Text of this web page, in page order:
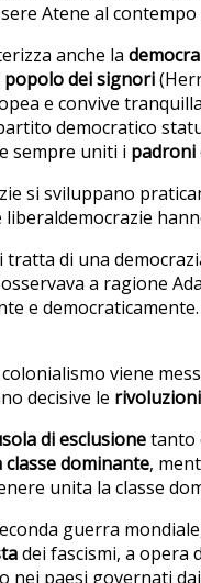
Atene al
anche la
popolo dei signori
e convive
democratico
sempre uniti i padroni
si sviluppano
liberaldemocrazie
di una
osservava a ragione
e
viene
decisive le
di esclusionetanto
dominante,
unita la classe
guerra
dei fascismi, a opera
nei paesi governati